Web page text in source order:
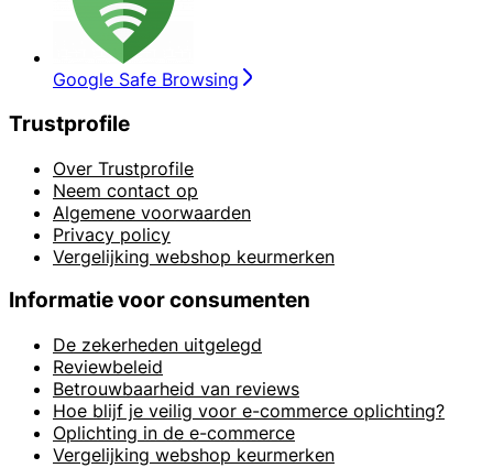
Google Safe Browsing
Trustprofile
Over Trustprofile
Neem contact op
Algemene voorwaarden
Privacy policy
Vergelijking webshop keurmerken
Informatie voor consumenten
De zekerheden uitgelegd
Reviewbeleid
Betrouwbaarheid van reviews
Hoe blijf je veilig voor e-commerce oplichting?
Oplichting in de e-commerce
Vergelijking webshop keurmerken